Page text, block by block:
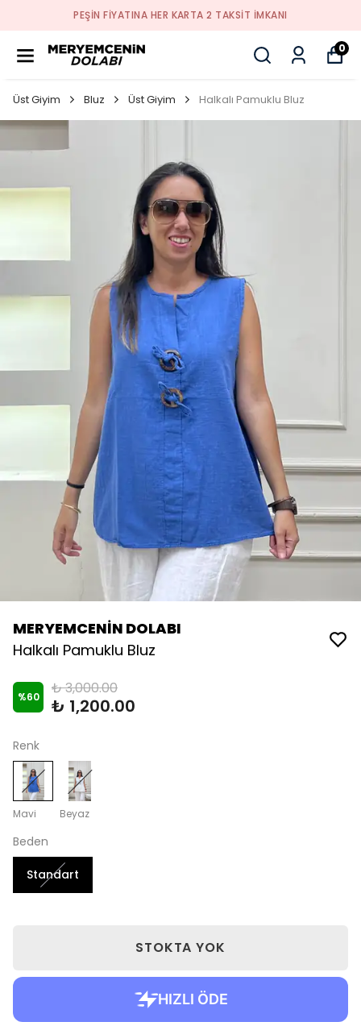
PEŞİN FİYATINA HER KARTA 2 TAKSİT İMKANI
0
Üst Giyim Bluz Üst Giyim Halkalı Pamuklu Bluz
MERYEMCENİN DOLABI
Halkalı Pamuklu Bluz
%60 ₺ 3,000.00
₺ 1,200.00
Renk
Mavi Beyaz
Beden
Standart
STOKTA YOK